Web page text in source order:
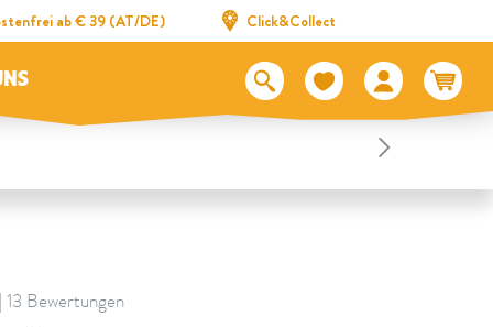
ab € 39 (AT/DE) Click&Collect
Bewertungen